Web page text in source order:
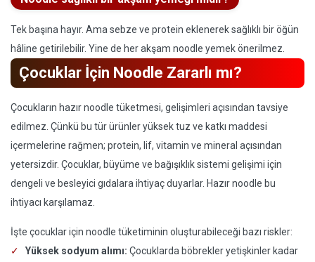
Tek başına hayır. Ama sebze ve protein eklenerek sağlıklı bir öğün
hâline getirilebilir. Yine de her akşam noodle yemek önerilmez.
Çocuklar İçin Noodle Zararlı mı?
Çocukların hazır noodle tüketmesi, gelişimleri açısından tavsiye
edilmez. Çünkü bu tür ürünler yüksek tuz ve katkı maddesi
içermelerine rağmen; protein, lif, vitamin ve mineral açısından
yetersizdir. Çocuklar, büyüme ve bağışıklık sistemi gelişimi için
dengeli ve besleyici gıdalara ihtiyaç duyarlar. Hazır noodle bu
ihtiyacı karşılamaz.
İşte çocuklar için noodle tüketiminin oluşturabileceği bazı riskler:
Yüksek sodyum alımı: Çocuklarda böbrekler yetişkinler kadar